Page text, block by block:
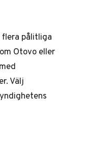
flera pålitliga
Otovo eller
Välj